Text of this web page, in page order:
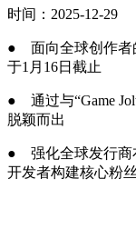
时间：2025-12-29
● 面向全球创作者
于1月16日截止
● 通过与“Game
脱颖而出
● 强化全球发行商
开发者构建核心粉